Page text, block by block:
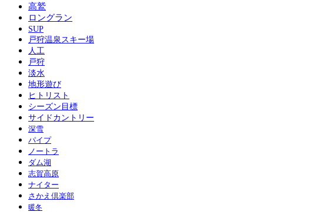
高鷲
ロングラン
SUP
戸狩温泉スキー場
人工
戸狩
淡水
地形遊び
ヒトリスト
シーズン目標
サイドカントリー
深雪
パイプ
ノートラ
ダム湖
志賀高原
ナイター
さかえ倶楽部
暖冬